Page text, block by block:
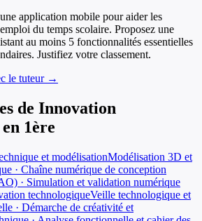
application mobile pour aider les
du temps scolaire. Proposez une
au moins 5 fonctionnalités essentielles
Justifiez votre classement.
le tuteur →
de Innovation
en 1ère
et modélisationModélisation 3D et
· Chaîne numérique de conception
· Simulation et validation numérique
technologiqueVeille technologique et
· Démarche de créativité et